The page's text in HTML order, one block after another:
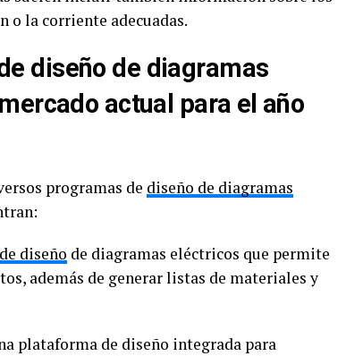
o la corriente adecuadas.
diseño de diagramas
actual para el año
programas de diseño de diagramas
diseño de diagramas eléctricos que permite
además de generar listas de materiales y
plataforma de diseño integrada para